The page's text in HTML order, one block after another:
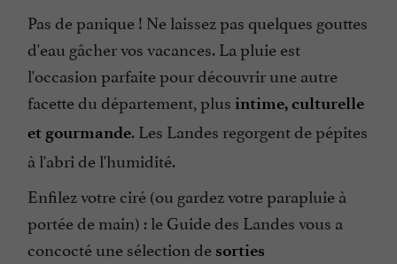
Pas de panique ! Ne laissez pas quelques gouttes
d'eau gâcher vos vacances. La pluie est
l'occasion parfaite pour découvrir une autre
facette du département, plus intime, culturelle
et gourmande. Les Landes regorgent de pépites
à l'abri de l'humidité.
Enfilez votre ciré (ou gardez votre parapluie à
portée de main) : le Guide des Landes vous a
concocté une sélection de sorties